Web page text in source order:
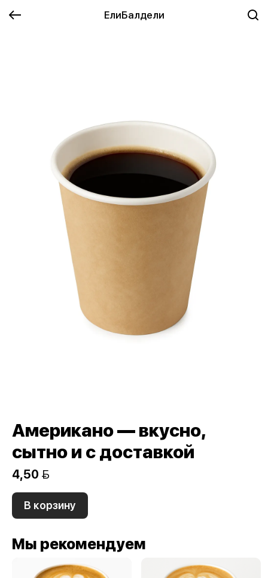
ЕлиБалдели
Американо — вкусно,
сытно и с доставкой
4,50 
В корзину
Мы рекомендуем